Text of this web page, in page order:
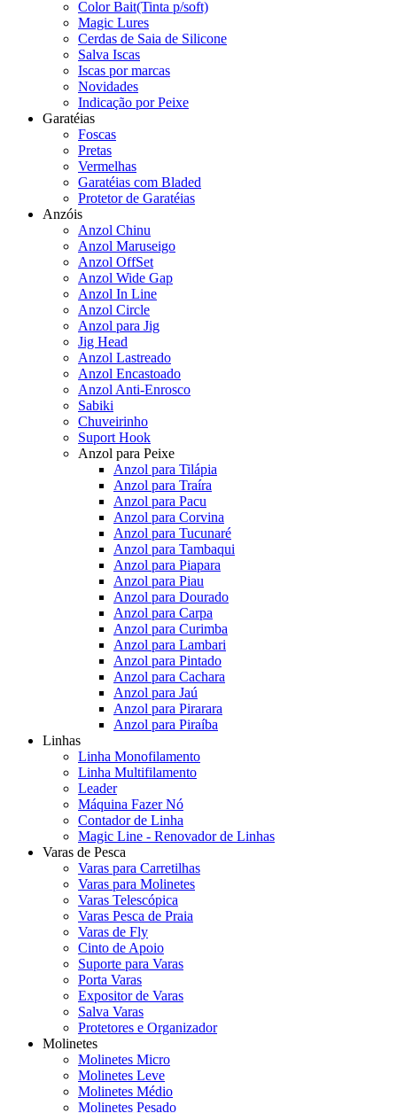
Color Bait(Tinta p/soft)
Magic Lures
Cerdas de Saia de Silicone
Salva Iscas
Iscas por marcas
Novidades
Indicação por Peixe
Garatéias
Foscas
Pretas
Vermelhas
Garatéias com Bladed
Protetor de Garatéias
Anzóis
Anzol Chinu
Anzol Maruseigo
Anzol OffSet
Anzol Wide Gap
Anzol In Line
Anzol Circle
Anzol para Jig
Jig Head
Anzol Lastreado
Anzol Encastoado
Anzol Anti-Enrosco
Sabiki
Chuveirinho
Suport Hook
Anzol para Peixe
Anzol para Tilápia
Anzol para Traíra
Anzol para Pacu
Anzol para Corvina
Anzol para Tucunaré
Anzol para Tambaqui
Anzol para Piapara
Anzol para Piau
Anzol para Dourado
Anzol para Carpa
Anzol para Curimba
Anzol para Lambari
Anzol para Pintado
Anzol para Cachara
Anzol para Jaú
Anzol para Pirarara
Anzol para Piraíba
Linhas
Linha Monofilamento
Linha Multifilamento
Leader
Máquina Fazer Nó
Contador de Linha
Magic Line - Renovador de Linhas
Varas de Pesca
Varas para Carretilhas
Varas para Molinetes
Varas Telescópica
Varas Pesca de Praia
Varas de Fly
Cinto de Apoio
Suporte para Varas
Porta Varas
Expositor de Varas
Salva Varas
Protetores e Organizador
Molinetes
Molinetes Micro
Molinetes Leve
Molinetes Médio
Molinetes Pesado